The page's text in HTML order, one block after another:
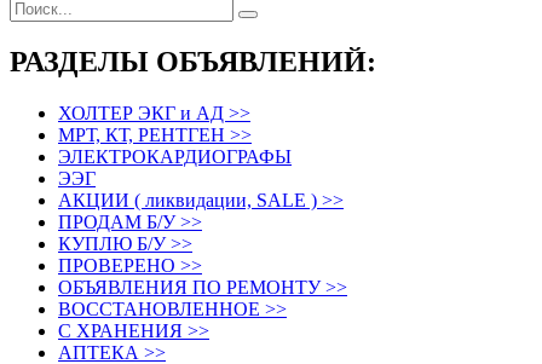
РАЗДЕЛЫ ОБЪЯВЛЕНИЙ:
ХОЛТЕР ЭКГ и АД >>
МРТ, КТ, РЕНТГЕН >>
ЭЛЕКТРОКАРДИОГРАФЫ
ЭЭГ
АКЦИИ ( ликвидации, SALE ) >>
ПРОДАМ Б/У >>
КУПЛЮ Б/У >>
ПРОВЕРЕНО >>
ОБЪЯВЛЕНИЯ ПО РЕМОНТУ >>
ВОССТАНОВЛЕННОЕ >>
С ХРАНЕНИЯ >>
АПТЕКА >>